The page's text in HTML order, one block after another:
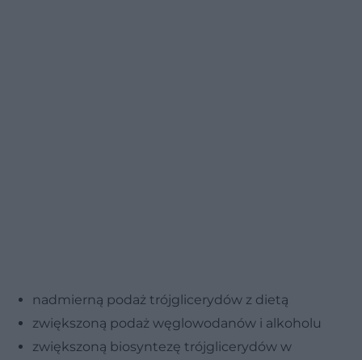
nadmierną podaż trójglicerydów z dietą
zwiększoną podaż węglowodanów i alkoholu
zwiększoną biosyntezę trójglicerydów w